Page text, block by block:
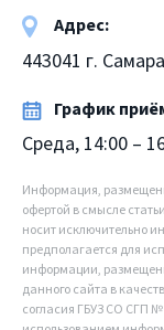
Адрес:
443041 г.
График
Среда, 14:00 –
Информация,
офертой в смысле
носит исключительно
предполагается для
информации,
данного сайта в
согласия ГБУЗ СО СГП